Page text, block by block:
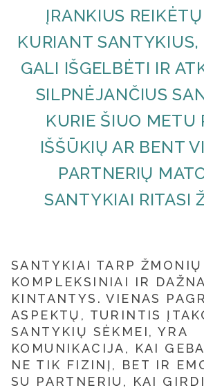
ĮRANKIUS
KURIANT SANTYKIUS,
GALI IŠGELBĖTI IR
SILPNĖJANČIUS
KURIE ŠIUO METU
IŠŠŪKIŲ AR BENT
PARTNERIŲ
SANTYKIAI RITASI
SANTYKIAI TARP ŽMONIŲ
KOMPLEKSINIAI IR
KINTANTYS. VIENAS
ASPEKTŲ, TURINTIS
SANTYKIŲ SĖKMEI, YRA
KOMUNIKACIJA, KAI
NE TIK FIZINĮ, BET IR
SU PARTNERIU, KAI